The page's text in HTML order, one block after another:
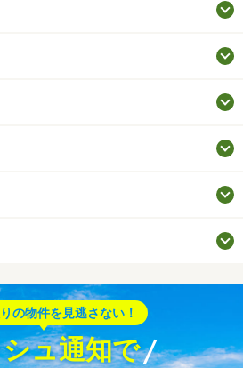
の物件を見逃さない！
ュ通知で